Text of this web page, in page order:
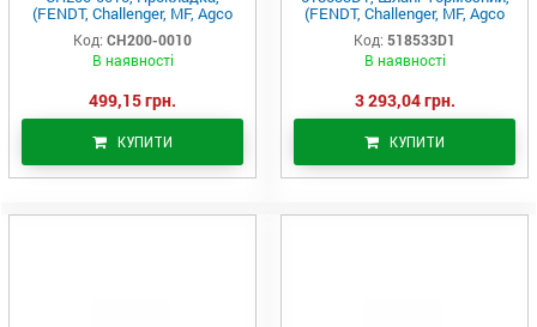
(FENDT, Challenger, MF, Agco
Parts)
Код: CH200-0010
В наявності
499,15 грн.
КУПИТИ
(FENDT, Challenger, MF, Agco
Parts)
Код: 518533D1
В наявності
3 293,04 грн.
КУПИТИ